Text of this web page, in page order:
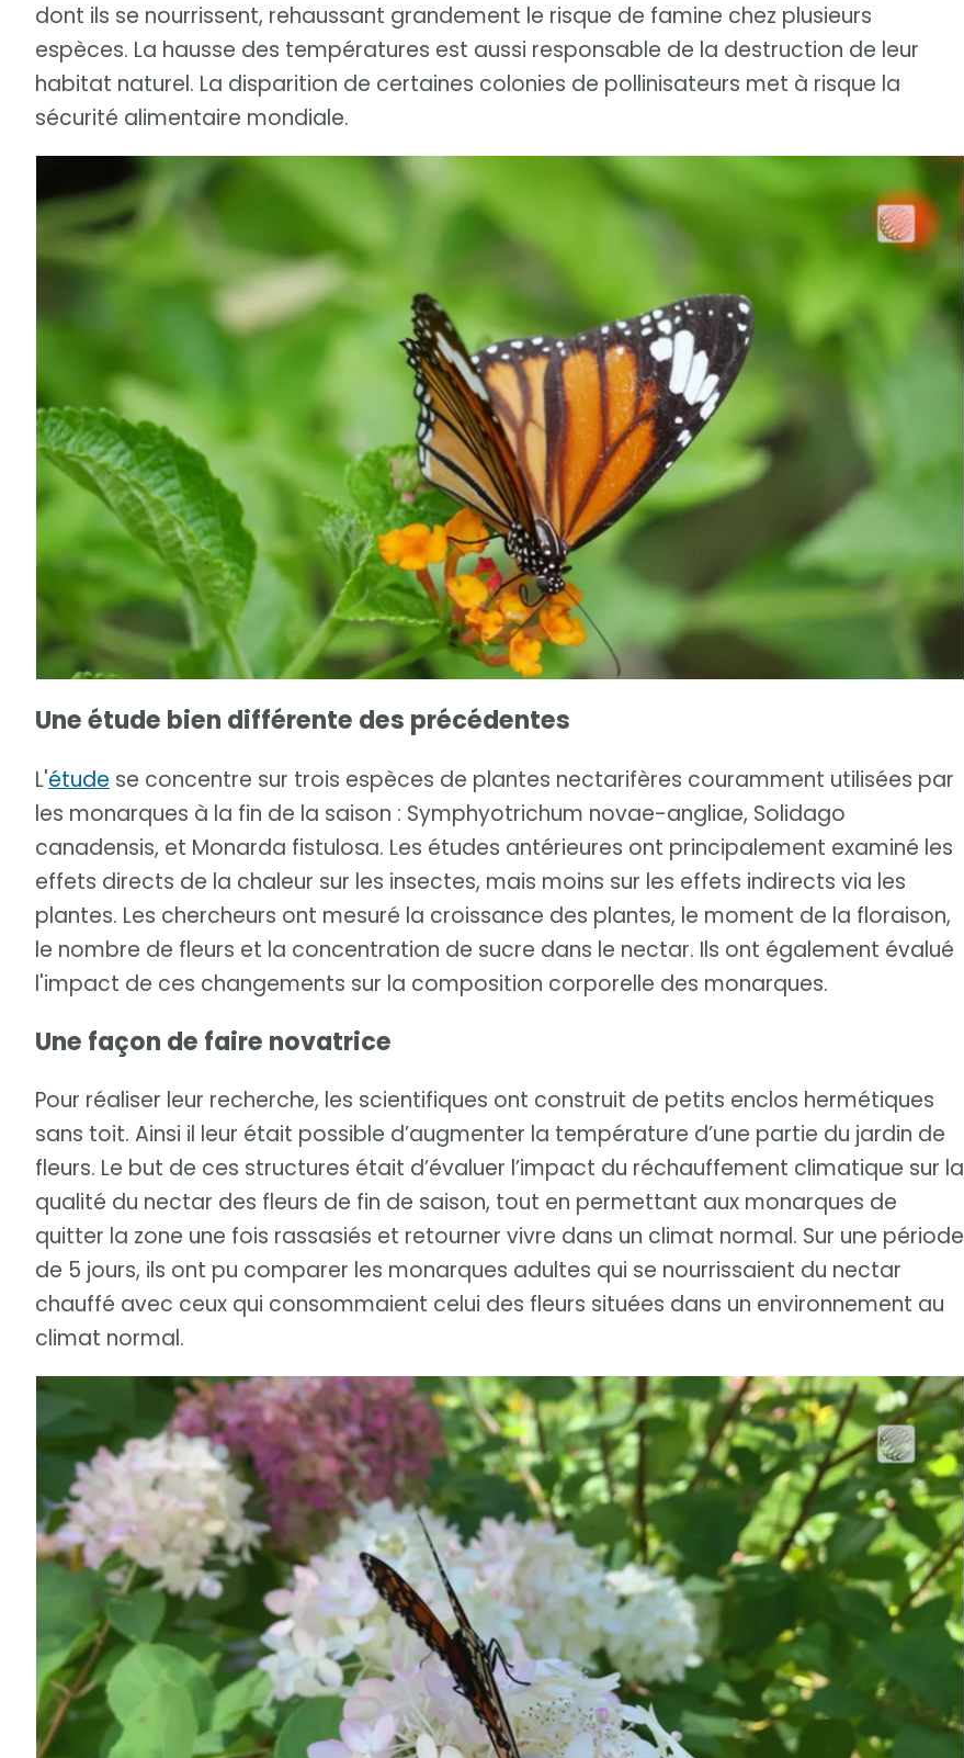
dont ils se nourrissent, rehaussant grandement le risque de famine chez plusieurs
espèces. La hausse des températures est aussi responsable de la destruction de leur
habitat naturel. La disparition de certaines colonies de pollinisateurs met à risque la
sécurité alimentaire mondiale.
Une étude bien différente des précédentes
L'étude se concentre sur trois espèces de plantes nectarifères couramment utilisées par
les monarques à la fin de la saison : Symphyotrichum novae-angliae, Solidago
canadensis, et Monarda fistulosa. Les études antérieures ont principalement examiné les
effets directs de la chaleur sur les insectes, mais moins sur les effets indirects via les
plantes. Les chercheurs ont mesuré la croissance des plantes, le moment de la floraison,
le nombre de fleurs et la concentration de sucre dans le nectar. Ils ont également évalué
l'impact de ces changements sur la composition corporelle des monarques.
Une façon de faire novatrice
Pour réaliser leur recherche, les scientifiques ont construit de petits enclos hermétiques
sans toit. Ainsi il leur était possible d’augmenter la température d’une partie du jardin de
fleurs. Le but de ces structures était d’évaluer l’impact du réchauffement climatique sur la
qualité du nectar des fleurs de fin de saison, tout en permettant aux monarques de
quitter la zone une fois rassasiés et retourner vivre dans un climat normal. Sur une période
de 5 jours, ils ont pu comparer les monarques adultes qui se nourrissaient du nectar
chauffé avec ceux qui consommaient celui des fleurs situées dans un environnement au
climat normal.